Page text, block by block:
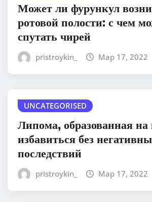
Может ли фурункул
ротовой полости: с чем
спутать чирей
pristroykin_ Мар 17, 2022
UNCATEGORISED
Липома, образованная
избавиться без
последствий
pristroykin_ Мар 17, 2022